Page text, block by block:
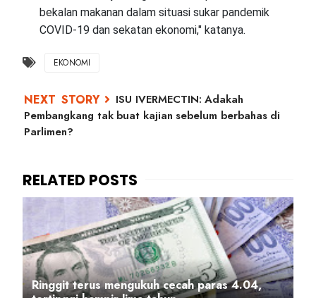
bekalan makanan dalam situasi sukar pandemik
COVID-19 dan sekatan ekonomi," katanya.
EKONOMI
ISU IVERMECTIN: Adakah
Pembangkang tak buat kajian sebelum berbahas di
Parlimen?
Ringgit terus mengukuh cecah paras 4.04,